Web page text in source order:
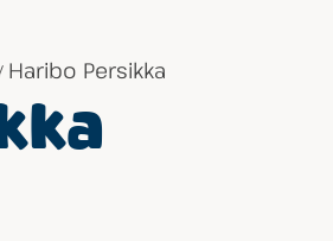
Haribo Persikka